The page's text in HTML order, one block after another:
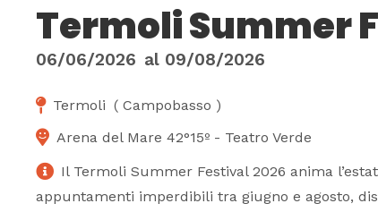
Termoli Summer
06/06/2026 al 09/08/2026
Termoli ( Campobasso )
Arena del Mare 42°15º - Teatro Verde
Il Termoli Summer Festival 2026 anima
appuntamenti imperdibili tra giugno e agosto,